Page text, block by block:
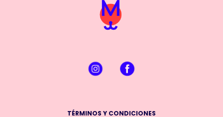
TÉRMINOS Y CONDICIONES